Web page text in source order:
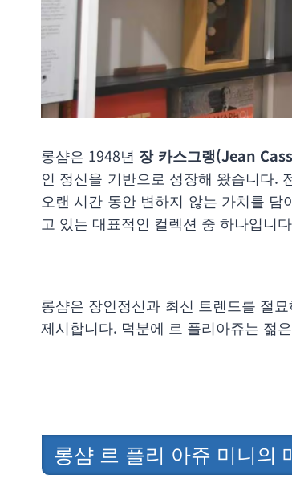
롱샴은 1948년 장 카스그랭(Jean
인 정신을 기반으로 성장해 왔습니다.
오랜 시간 동안 변하지 않는 가치를
고 있는 대표적인 컬렉션 중 하나입니
롱샴은 장인정신과 최신 트렌드를 절
제시합니다. 덕분에 르 플리아쥬는 젊
롱샴 르 플리 아쥬 미니의